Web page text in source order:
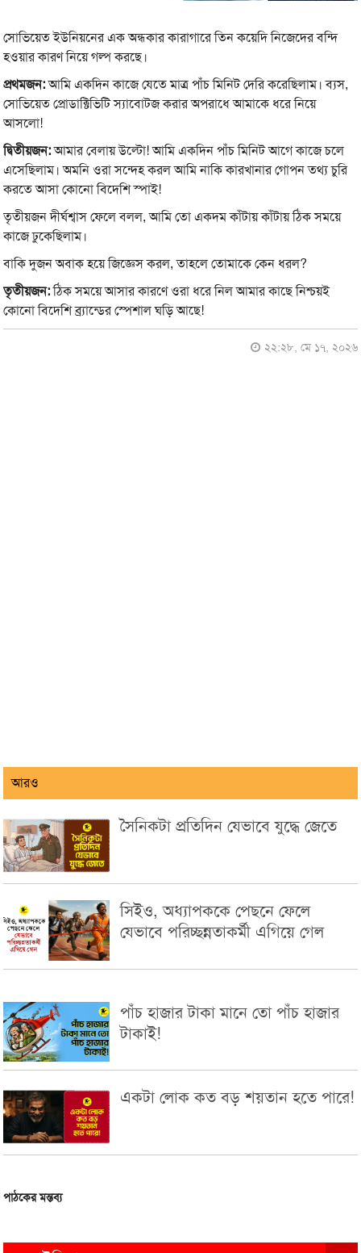
সোভিয়েত ইউনিয়নের এক অন্ধকার কারাগারে তিন কয়েদি নিজেদের বন্দি
হওয়ার কারণ নিয়ে গল্প করছে।
প্রথমজন:আমি একদিন কাজে যেতে মাত্র পাঁচ মিনিট দেরি করেছিলাম। ব্যস,
সোভিয়েত প্রোডাক্টিভিটি স্যাবোটজ করার অপরাধে আমাকে ধরে নিয়ে
আসলো!
দ্বিতীয়জন:আমার বেলায় উল্টো! আমি একদিন পাঁচ মিনিট আগে কাজে চলে
এসেছিলাম। অমনি ওরা সন্দেহ করল আমি নাকি কারখানার গোপন তথ্য চুরি
করতে আসা কোনো বিদেশি স্পাই!
তৃতীয়জন দীর্ঘশ্বাস ফেলে বলল, আমি তো একদম কাঁটায় কাঁটায় ঠিক সময়ে
কাজে ঢুকেছিলাম।
বাকি দুজন অবাক হয়ে জিজ্ঞেস করল, তাহলে তোমাকে কেন ধরল?
তৃতীয়জন:ঠিক সময়ে আসার কারণে ওরা ধরে নিল আমার কাছে নিশ্চয়ই
কোনো বিদেশি ব্র্যান্ডের স্পেশাল ঘড়ি আছে!
২২:২৮, মে ১৭, ২০২৬
আরও
সৈনিকটা প্রতিদিন যেভাবে যুদ্ধে জেতে
সিইও, অধ্যাপককে পেছনে ফেলে
যেভাবে পরিচ্ছন্নতাকর্মী এগিয়ে গেল
পাঁচ হাজার টাকা মানে তো পাঁচ হাজার
টাকাই!
একটা লোক কত বড় শয়তান হতে পারে!
পাঠকের মন্তব্য